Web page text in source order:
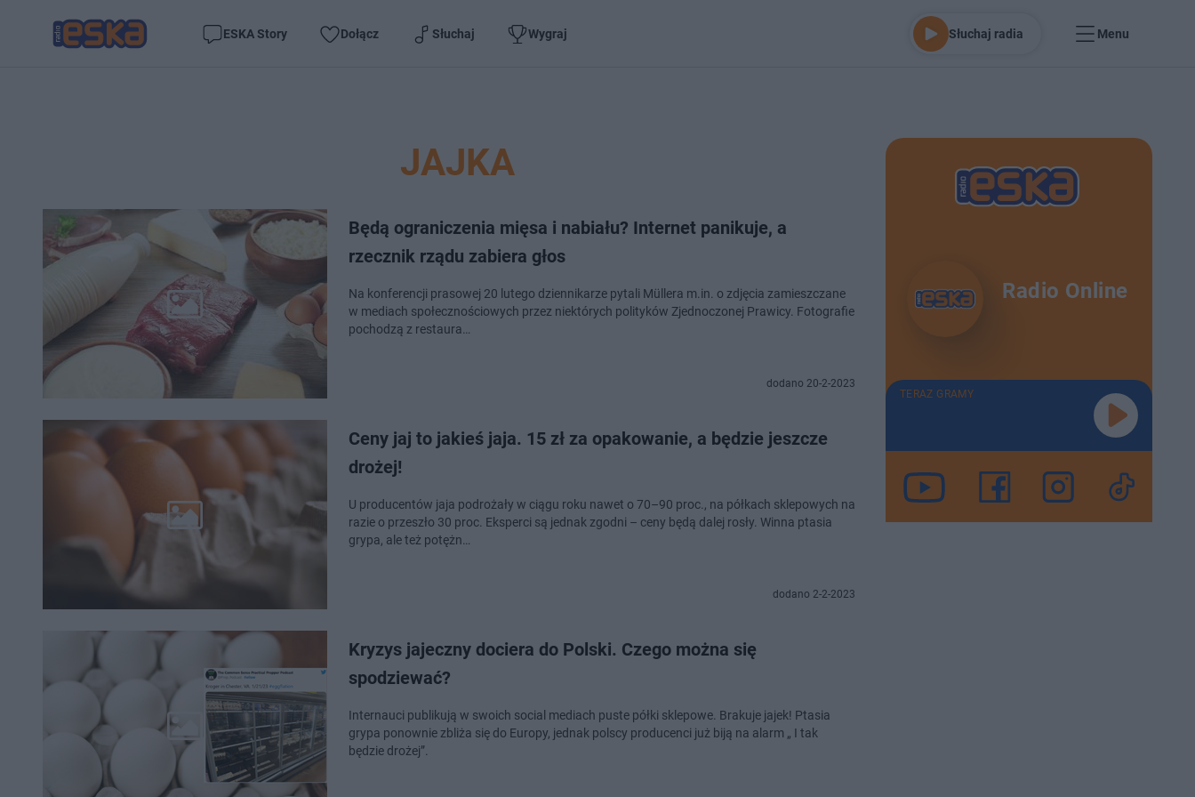
ESKA Story Dołącz Słuchaj Wygraj Słuchaj radia Menu
JAJKA
Będą ograniczenia mięsa i nabiału? Internet panikuje, a
rzecznik rządu zabiera głos
Na konferencji prasowej 20 lutego dziennikarze pytali Müllera m.in. o zdjęcia zamieszczane
w mediach społecznościowych przez niektórych polityków Zjednoczonej Prawicy. Fotografie
pochodzą z restaura…
dodano 20-2-2023
Ceny jaj to jakieś jaja. 15 zł za opakowanie, a będzie jeszcze
drożej!
U producentów jaja podrożały w ciągu roku nawet o 70–90 proc., na półkach sklepowych na
razie o przeszło 30 proc. Eksperci są jednak zgodni – ceny będą dalej rosły. Winna ptasia
grypa, ale też potężn…
dodano 2-2-2023
Kryzys jajeczny dociera do Polski. Czego można się
spodziewać?
Internauci publikują w swoich social mediach puste półki sklepowe. Brakuje jajek! Ptasia
grypa ponownie zbliża się do Europy, jednak polscy producenci już biją na alarm „ I tak
będzie drożej”.
Radio Online
TERAZ GRAMY